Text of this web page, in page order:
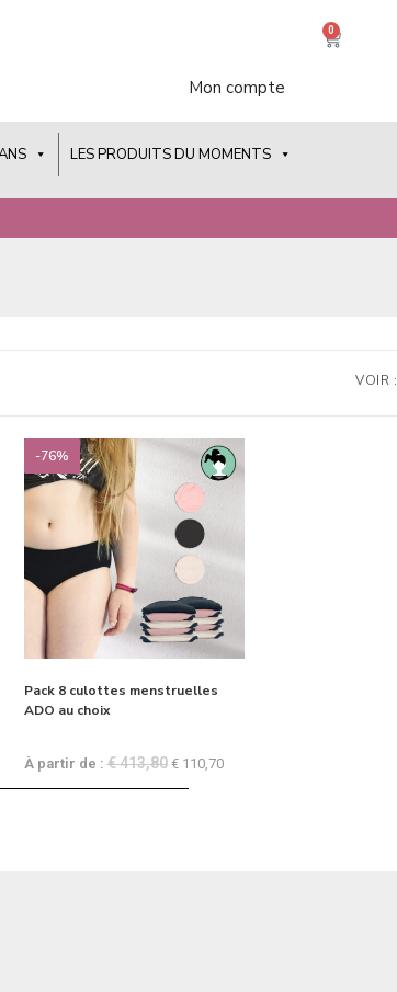
Mon compte
0
LES PRODUITS DU MOMENTS
VOIR :
-76%
Pack 8 culottes menstruelles
ADO au choix
À partir de :€413,80 €110,70